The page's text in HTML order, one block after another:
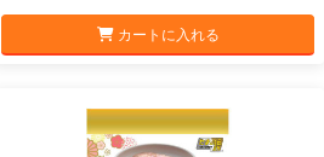
カートに入れる